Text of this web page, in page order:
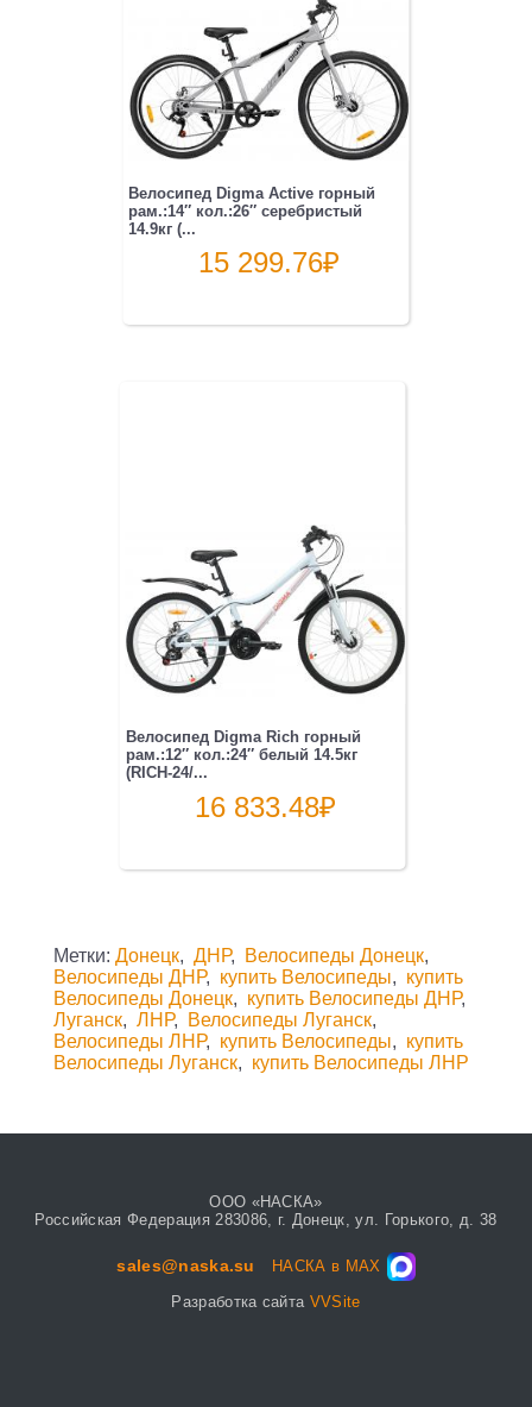
Велосипед Digma Active горный
рам.:14″ кол.:26″ серебристый
14.9кг (...
15 299.76₽
Велосипед Digma Rich горный
рам.:12″ кол.:24″ белый 14.5кг
(RICH-24/...
16 833.48₽
Метки: Донецк, ДНР, Велосипеды Донецк,
Велосипеды ДНР, купить Велосипеды, купить
Велосипеды Донецк, купить Велосипеды ДНР,
Луганск, ЛНР, Велосипеды Луганск,
Велосипеды ЛНР, купить Велосипеды, купить
Велосипеды Луганск, купить Велосипеды ЛНР
ООО «НАСКА»
Российская Федерация 283086, г. Донецк, ул. Горького, д. 38
sales@naska.su
НАСКА в MAX
Разработка сайта VVSite